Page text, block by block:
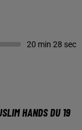
20 min 28 sec
HANDS DU 19